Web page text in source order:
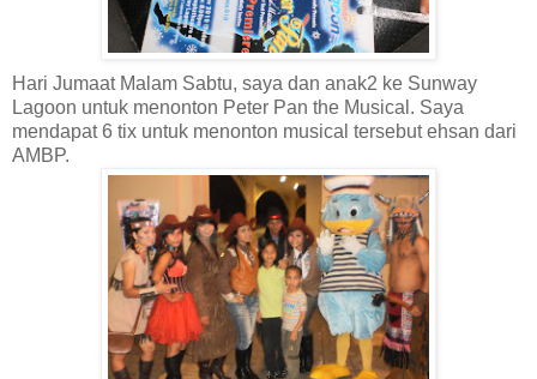
Hari Jumaat Malam Sabtu, saya dan anak2 ke Sunway
Lagoon untuk menonton Peter Pan the Musical. Saya
mendapat 6 tix untuk menonton musical tersebut ehsan dari
AMBP.